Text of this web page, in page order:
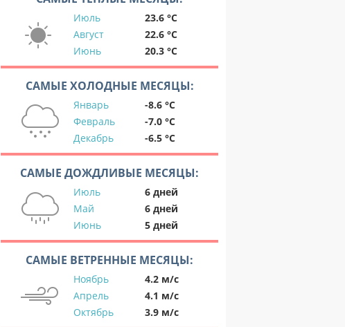
Июль
23.6 °C
Август
22.6 °C
Июнь
20.3 °C
САМЫЕ ХОЛОДНЫЕ МЕСЯЦЫ:
Январь
-8.6 °C
Февраль
-7.0 °C
Декабрь
-6.5 °C
САМЫЕ ДОЖДЛИВЫЕ МЕСЯЦЫ:
Июль
6 дней
Май
6 дней
Июнь
5 дней
САМЫЕ ВЕТРЕННЫЕ МЕСЯЦЫ:
Ноябрь
4.2 м/с
Апрель
4.1 м/с
Октябрь
3.9 м/с